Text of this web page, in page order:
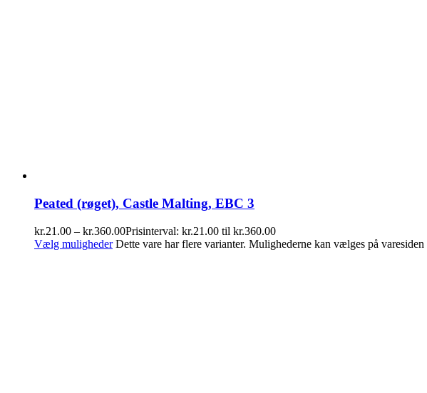
Peated (røget), Castle Malting, EBC 3
kr.21.00 – kr.360.00Prisinterval: kr.21.00 til kr.360.00
Vælg muligheder Dette vare har flere varianter. Mulighederne kan vælges på varesiden